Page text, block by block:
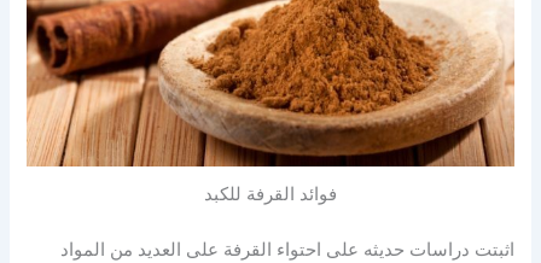
فوائد القرفة للكبد
اثبتت دراسات حديثه على احتواء القرفة على العديد من المواد